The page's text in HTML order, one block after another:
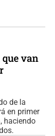
van
de la
en primer
haciendo